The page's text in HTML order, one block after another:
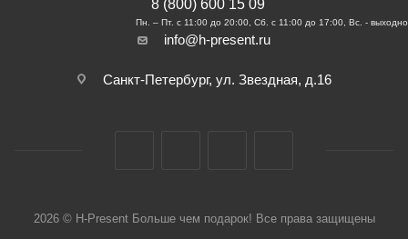
8 (800) 600 15 09
info@h-present.ru
Санкт-Петербург, ул. Звездная, д.16
2026 © H-Present Больше чем подарок! Все права защищены